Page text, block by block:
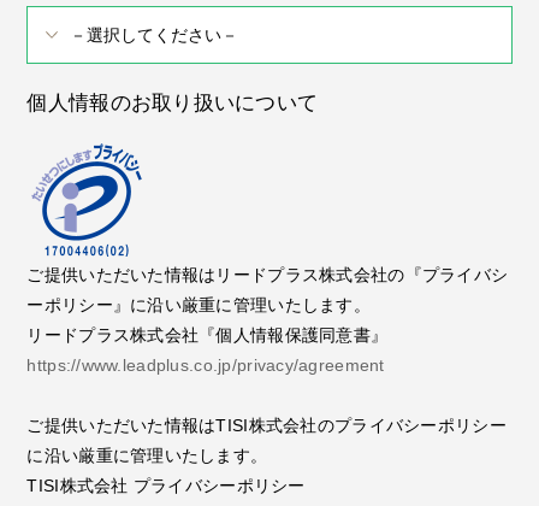
個人情報のお取り扱いについて
ご提供いただいた情報はリードプラス株式会社の『プライバシ
ーポリシー』に沿い厳重に管理いたします。
リードプラス株式会社『個人情報保護同意書』
https://www.leadplus.co.jp/privacy/agreement
ご提供いただいた情報はTISI株式会社のプライバシーポリシー
に沿い厳重に管理いたします。
TISI株式会社 プライバシーポリシー